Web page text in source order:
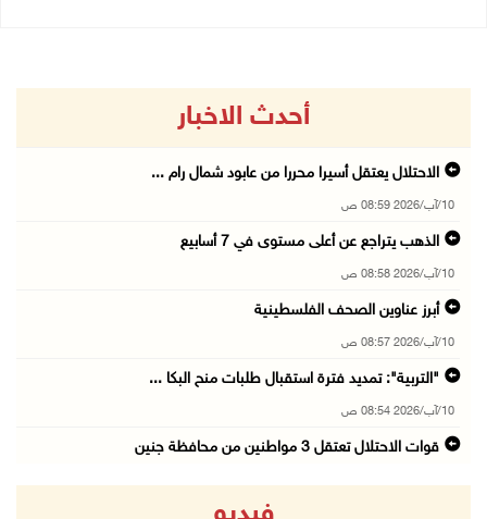
أحدث الاخبار
الاحتلال يعتقل أسيرا محررا من عابود شمال رام ...
10/آب/2026 08:59 ص
الذهب يتراجع عن أعلى مستوى في 7 أسابيع
10/آب/2026 08:58 ص
أبرز عناوين الصحف الفلسطينية
10/آب/2026 08:57 ص
"التربية": تمديد فترة استقبال طلبات منح البكا ...
10/آب/2026 08:54 ص
قوات الاحتلال تعتقل 3 مواطنين من محافظة جنين